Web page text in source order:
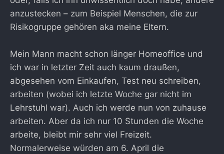
anzustecken – zum Beispiel Menschen, die zur
Risikogruppe gehören aka meine Eltern.
Mein Mann macht schon länger Homeoffice und
ich war in letzter Zeit auch kaum draußen,
abgesehen vom Einkaufen, Test neu schreiben,
arbeiten (wobei ich letzte Woche gar nicht im
Lehrstuhl war). Auch ich werde nun von zuhause
arbeiten. Aber da ich nur 10 Stunden die Woche
arbeite, bleibt mir sehr viel Freizeit.
Normalerweise würden am 6. April die